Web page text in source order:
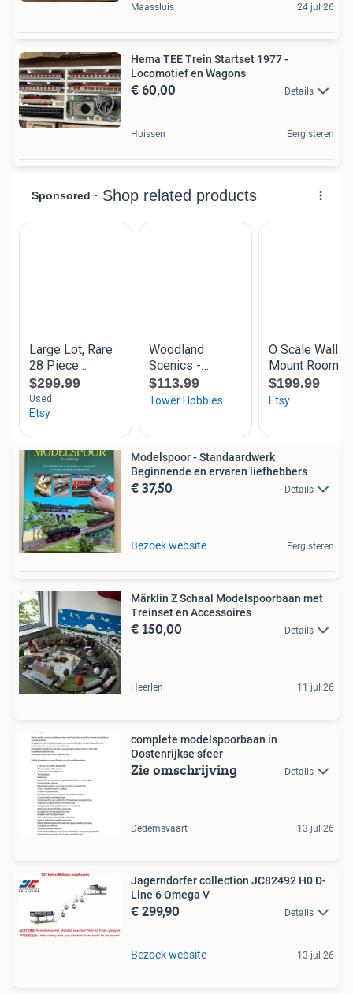
Maassluis 24 jul 26
Hema TEE Trein Startset 1977 -
Locomotief en Wagons
€ 60,00 Details
Huissen Eergisteren
Modelspoor - Standaardwerk
Beginnende en ervaren liefhebbers
€ 37,50 Details
Bezoek website Eergisteren
Märklin Z Schaal Modelspoorbaan met
Treinset en Accessoires
€ 150,00 Details
Heerlen 11 jul 26
complete modelspoorbaan in
Oostenrijkse sfeer
Zie omschrijving Details
Dedemsvaart 13 jul 26
Jagerndorfer collection JC82492 H0 D-
Line 6 Omega V
€ 299,90 Details
Bezoek website 13 jul 26